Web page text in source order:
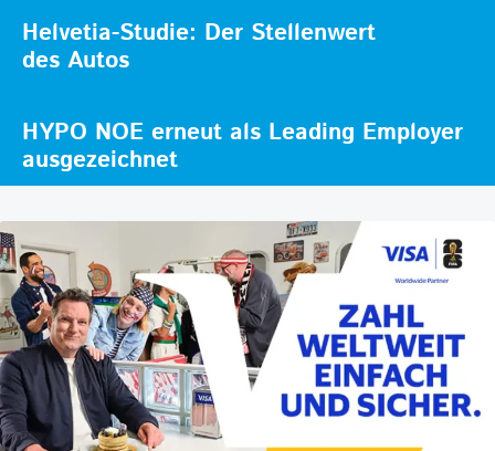
Helvetia-Studie: Der Stellenwert
des Autos
HYPO NOE erneut als Leading Employer
ausgezeichnet